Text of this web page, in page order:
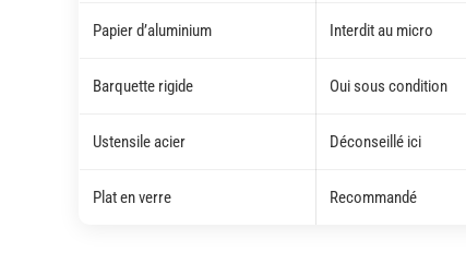
Papier d’aluminium Interdit au micro
Barquette rigide Oui sous condition
Ustensile acier Déconseillé ici
Plat en verre Recommandé